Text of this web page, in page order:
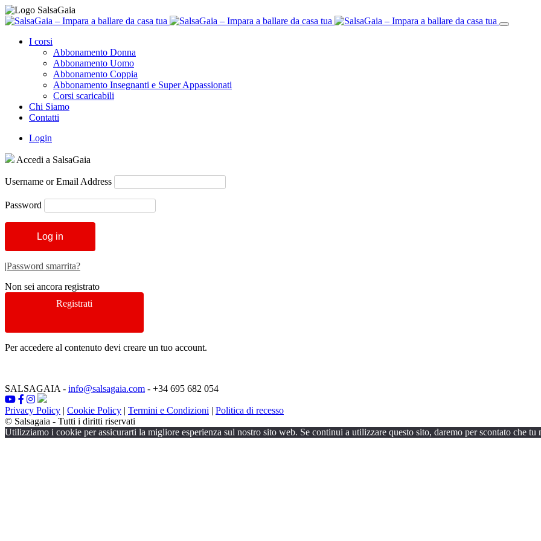
I corsi
Abbonamento Donna
Abbonamento Uomo
Abbonamento Coppia
Abbonamento Insegnanti e Super Appassionati
Corsi scaricabili
Chi Siamo
Contatti
Login
Accedi a SalsaGaia
Username or Email Address
Password
|Password smarrita?
Non sei ancora registrato
Registrati
Per accedere al contenuto devi creare un tuo account.
SALSAGAIA - info@salsagaia.com - +34 695 682 054
Privacy Policy | Cookie Policy | Termini e Condizioni | Politica di recesso
© Salsagaia - Tutti i diritti riservati
Utilizziamo i cookie per assicurarti la migliore esperienza sul nostro sito web. Se continui a utilizzare questo sito, daremo per scontato che tu